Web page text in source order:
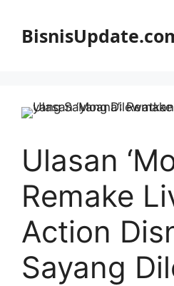
Ulasan
Remake
Action
Sayang